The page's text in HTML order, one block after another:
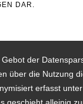
DAR.
der
über die Nutzung
erfasst